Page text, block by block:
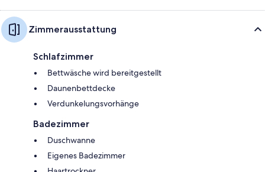
Zimmerausstattung
Schlafzimmer
Bettwäsche wird bereitgestellt
Daunenbettdecke
Verdunkelungsvorhänge
Badezimmer
Duschwanne
Eigenes Badezimmer